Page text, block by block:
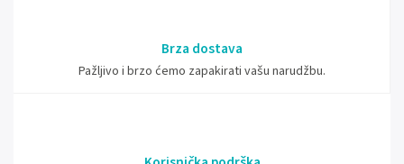
Brza dostava
Pažljivo i brzo ćemo zapakirati vašu narudžbu.